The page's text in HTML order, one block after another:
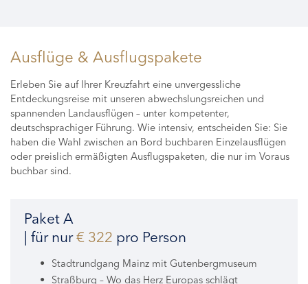
Ausflüge & Ausflugspakete
Erleben Sie auf Ihrer Kreuzfahrt eine unvergessliche
Entdeckungsreise mit unseren abwechslungsreichen und
spannenden Landausflügen – unter kompetenter,
deutschsprachiger Führung. Wie intensiv, entscheiden Sie: Sie
haben die Wahl zwischen an Bord buchbaren Einzelausflügen
oder preislich ermäßigten Ausflugspaketen, die nur im Voraus
buchbar sind.
Paket A
| für nur€ 322 pro Person
Stadtrundgang Mainz mit Gutenbergmuseum
Straßburg – Wo das Herz Europas schlägt